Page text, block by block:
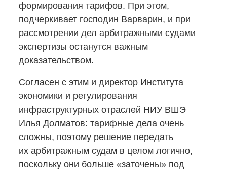
формирования тарифов. При этом,
подчеркивает господин Варварин, и при
рассмотрении дел арбитражными судами
экспертизы останутся важным
доказательством.
Согласен с этим и директор Института
экономики и регулирования
инфраструктурных отраслей НИУ ВШЭ
Илья Долматов: тарифные дела очень
сложны, поэтому решение передать
их арбитражным судам в целом логично,
поскольку они больше «заточены» под